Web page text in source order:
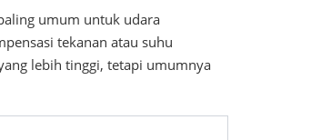
umum untuk udara
tekanan atau suhu
lebih tinggi, tetapi umumnya